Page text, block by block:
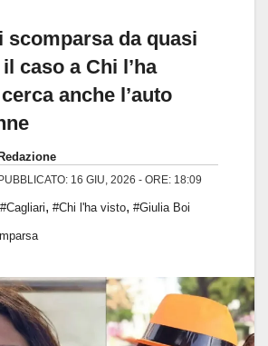
scomparsa da quasi
caso a Chi l’ha
anche l’auto
Redazione
PUBBLICATO: 16 GIU, 2026 - ORE: 18:09
#Cagliari, #Chi l'ha visto, #Giulia Boi